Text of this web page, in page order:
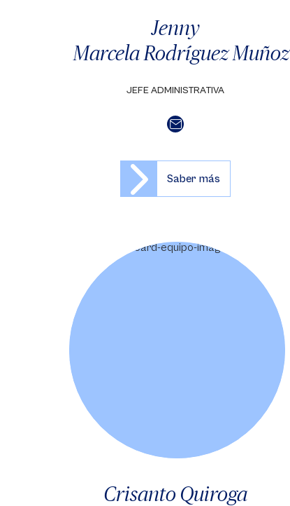
Jenny
Marcela Rodríguez Muñoz
JEFE ADMINISTRATIVA
Saber más
Crisanto Quiroga